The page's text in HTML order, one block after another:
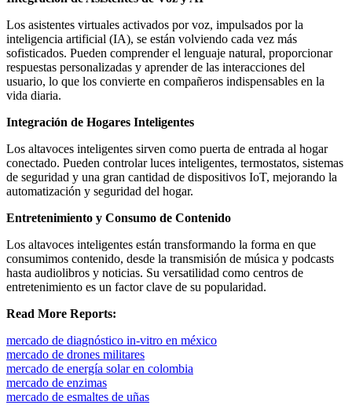
Los asistentes virtuales activados por voz, impulsados por la
inteligencia artificial (IA), se están volviendo cada vez más
sofisticados. Pueden comprender el lenguaje natural, proporcionar
respuestas personalizadas y aprender de las interacciones del
usuario, lo que los convierte en compañeros indispensables en la
vida diaria.
Integración de Hogares Inteligentes
Los altavoces inteligentes sirven como puerta de entrada al hogar
conectado. Pueden controlar luces inteligentes, termostatos, sistemas
de seguridad y una gran cantidad de dispositivos IoT, mejorando la
automatización y seguridad del hogar.
Entretenimiento y Consumo de Contenido
Los altavoces inteligentes están transformando la forma en que
consumimos contenido, desde la transmisión de música y podcasts
hasta audiolibros y noticias. Su versatilidad como centros de
entretenimiento es un factor clave de su popularidad.
Read More Reports:
mercado de diagnóstico in-vitro en méxico
mercado de drones militares
mercado de energía solar en colombia
mercado de enzimas
mercado de esmaltes de uñas